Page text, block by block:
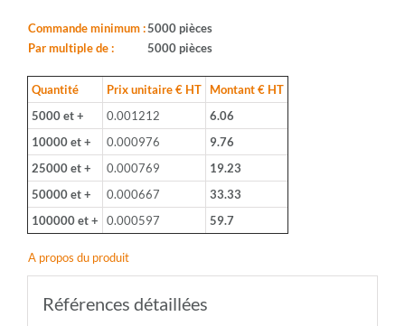
Boitier:
0603
Valeur:
357Kohm
-
Tol.:
1%
-
Puis.:
1/10W-
S
REEL
-
Commande minimum :5000 pièces
Par multiple de :
5000 pièces
Quantité Prix unitaire € HT
Montant € HT
5000 et +
0.001212
6.06
10000 et +
0.000976
9.76
25000 et +
0.000769
19.23
50000 et +
0.000667
33.33
100000 et +
0.000597 59.7
A propos du produit
Références détaillées